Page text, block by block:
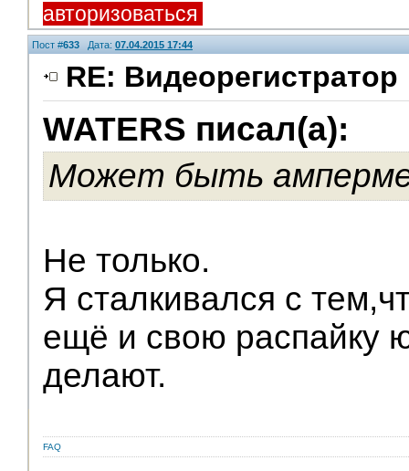
авторизоваться
Пост #633 Дата: 07.04.2015 17:44
RE: Видеорегистратор
WATERS писал(а):
Может быть
Не только.
Я сталкивался с
ещё и свою распайку
делают.
Модераторы
FAQ